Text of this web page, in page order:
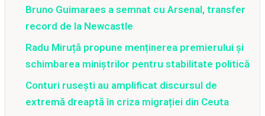
Bruno Guimaraes a semnat cu Arsenal, transfer
record de la Newcastle
Radu Miruță propune menținerea premierului și
schimbarea miniștrilor pentru stabilitate politică
Conturi rusești au amplificat discursul de
extremă dreaptă în criza migrației din Ceuta